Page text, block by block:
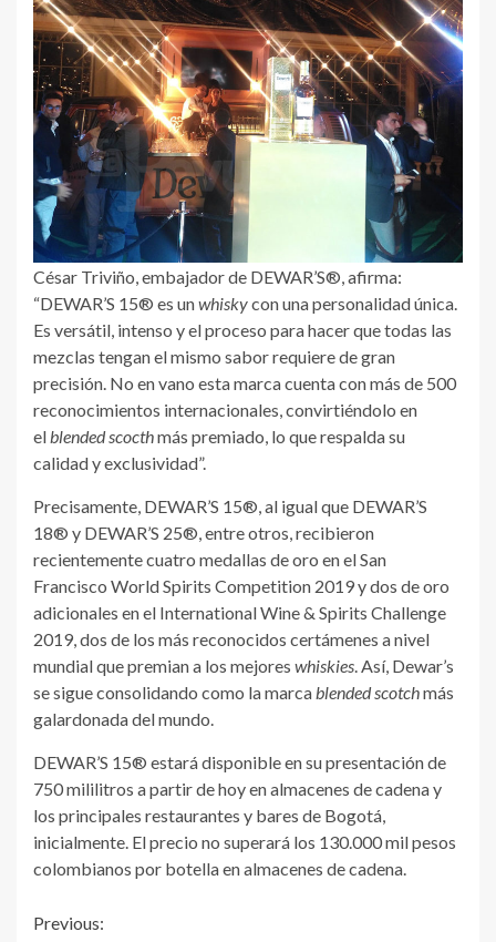
César Triviño, embajador de DEWAR’S®, afirma:
“DEWAR’S 15® es unwhiskycon una personalidad única.
Es versátil, intenso y el proceso para hacer que todas las
mezclas tengan el mismo sabor requiere de gran
precisión. No en vano esta marca cuenta con más de 500
reconocimientos internacionales, convirtiéndolo en
el blended scocthmás premiado, lo que respalda su
calidad y exclusividad”.
Precisamente, DEWAR’S 15®, al igual que DEWAR’S
18® y DEWAR’S 25®, entre otros, recibieron
recientemente cuatro medallas de oro en el San
Francisco World Spirits Competition 2019 y dos de oro
adicionales en el International Wine & Spirits Challenge
2019, dos de los más reconocidos certámenes a nivel
mundial que premian a los mejores whiskies . Así, Dewar’s
se sigue consolidando como la marca blended scotchmás
galardonada del mundo.
DEWAR’S 15® estará disponible en su presentación de
750 mililitros a partir de hoy en almacenes de cadena y
los principales restaurantes y bares de Bogotá,
inicialmente. El precio no superará los 130.000 mil pesos
colombianos por botella en almacenes de cadena.
Continue
Previous: